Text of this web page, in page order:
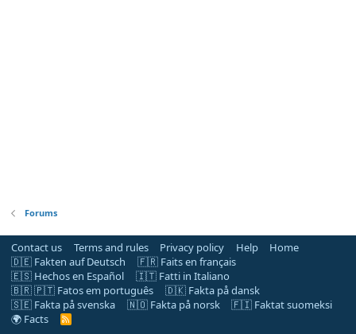
Forums
Contact us Terms and rules Privacy policy Help
Home
🇩🇪 Fakten auf Deutsch
🇫🇷 Faits en français
🇪🇸 Hechos en Español
🇮🇹 Fatti in Italiano
🇧🇷 🇵🇹 Fatos em português
🇩🇰 Fakta på dansk
🇸🇪 Fakta på svenska
🇳🇴 Fakta på norsk
🇫🇮 Faktat suomeksi
🌍 Facts
R